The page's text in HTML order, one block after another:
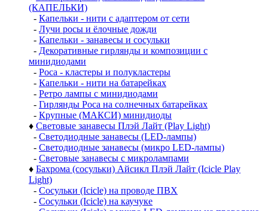
(КАПЕЛЬКИ)
- Капельки - нити с адаптером от сети
- Лучи росы и ёлочные дожди
- Капельки - занавесы и сосульки
- Декоративные гирлянды и композиции с
минидиодами
- Роса - кластеры и полукластеры
- Капельки - нити на батарейках
- Ретро лампы с минидиодами
- Гирлянды Роса на солнечных батарейках
- Крупные (МАКСИ) минидиоды
♦ Световые занавесы Плэй Лайт (Play Light)
- Светодиодные занавесы (LED-лампы)
- Светодиодные занавесы (микро LED-лампы)
- Световые занавесы с микролампами
♦ Бахрома (сосульки) Айсикл Плэй Лайт (Icicle Play
Light)
- Сосульки (Icicle) на проводе ПВХ
- Сосульки (Icicle) на каучуке